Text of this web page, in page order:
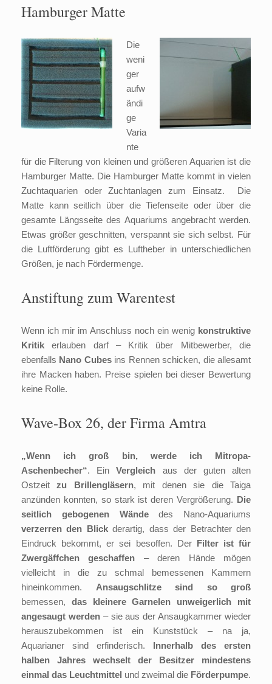
Hamburger Matte
Die
weni
ger
aufw
ändi
ge
Varia
nte
für die Filterung von kleinen und größeren Aquarien ist die
Hamburger Matte. Die Hamburger Matte kommt in vielen
Zuchtaquarien oder Zuchtanlagen zum Einsatz. Die
Matte kann seitlich über die Tiefenseite oder über die
gesamte Längsseite des Aquariums angebracht werden.
Etwas größer geschnitten, verspannt sie sich selbst. Für
die Luftförderung gibt es Luftheber in unterschiedlichen
Größen, je nach Fördermenge.
Anstiftung zum Warentest
Wenn ich mir im Anschluss noch ein wenig konstruktive
Kritik erlauben darf – Kritik über Mitbewerber, die
ebenfalls Nano Cubesins Rennen schicken, die allesamt
ihre Macken haben. Preise spielen bei dieser Bewertung
keine Rolle.
Wave-Box 26, der Firma Amtra
„Wenn ich groß bin, werde ich Mitropa-
Aschenbecher“. EinVergleich aus der guten alten
Ostzeitzu Brillengläsern, mit denen sie die Taiga
anzünden konnten, so stark ist deren Vergrößerung. Die
seitlich gebogenen Wändedes Nano-Aquariums
verzerren den Blickderartig, dass der Betrachter den
Eindruck bekommt, er sei besoffen. Der Filter ist für
Zwergäffchen geschaffen – deren Hände mögen
vielleicht in die zu schmal bemessenen Kammern
hineinkommen. Ansaugschlitze sind so groß
bemessen, das kleinere Garnelen unweigerlich mit
angesaugt werden– sie aus der Ansaugkammer wieder
herauszubekommen ist ein Kunststück – na ja,
Aquarianer sind erfinderisch. Innerhalb des ersten
halben Jahres wechselt der Besitzer mindestens
einmal das Leuchtmittel und zweimal die Förderpumpe.